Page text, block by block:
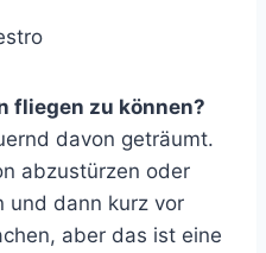
fliegen zu können?
davon geträumt.
abzustürzen oder
und dann kurz vor
aber das ist eine